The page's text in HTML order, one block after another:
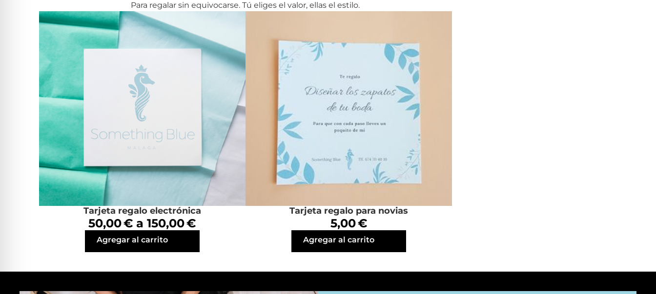
Para regalar sin equivocarse. Tú eliges el valor, ellas el estilo.
Tarjeta Regalo Electronica
Tarjeta regalo electrónica
50,00 € a 150,00 €
Agregar al carrito
Tarjeta regalo para novias
5,00 €
Agregar al carrito